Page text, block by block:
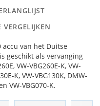
accu van het Duitse
geschikt als vervanging
VW-VBG260E-K, VW-
K, VW-VBG130K, DMW-
VW-VBG070-K.